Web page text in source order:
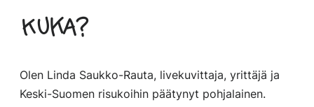
Kuka?
Olen Linda Saukko-Rauta, livekuvittaja, yrittäjä ja
Keski-Suomen risukoihin päätynyt pohjalainen.